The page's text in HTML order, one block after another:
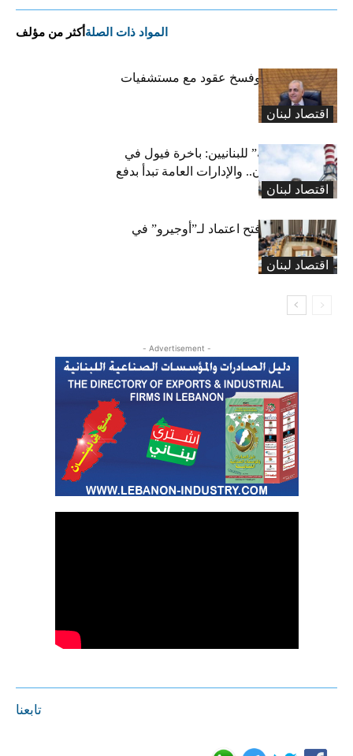
المواد ذات الصلة أكثر من مؤلف
اقتصاد لبنان
كركي: إنذارات وفسخ عقود مع مستشفيات
مخالفة
اقتصاد لبنان
بشرى “كهربائية” للبنانيين: باخرة فيول في
طريقها إلى لبنان.. والإدارات العامة تبدأ بدفع
متوجباتها
اقتصاد لبنان
لجنة المال تقرّ فتح اعتماد لـ”أوجيرو” في
موازنة 2026
- Advertisement -
تابعنا